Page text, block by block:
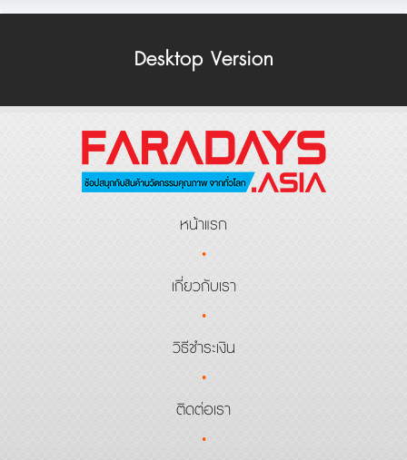
Desktop Version
หน้าแรก
·
เกี่ยวกับเรา
·
วิธีชำระเงิน
·
ติดต่อเรา
·